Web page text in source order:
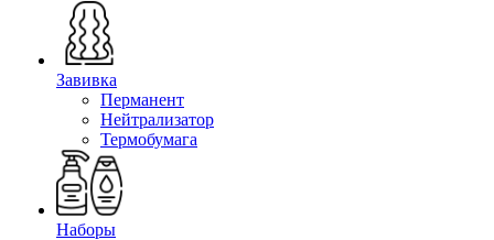
Завивка
Перманент
Нейтрализатор
Термобумага
Наборы